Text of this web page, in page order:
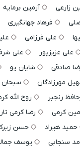
زارعی آرمین برمایه
فرهاد جهانگیری
علی فرزامی
علی عزیزپور
علی
صادقی شایان یو
مهرزادگان
رنجبر
روح الله
کرمی رضا کرمی
حمید هیراد
حسن
سنجابی
یوسف